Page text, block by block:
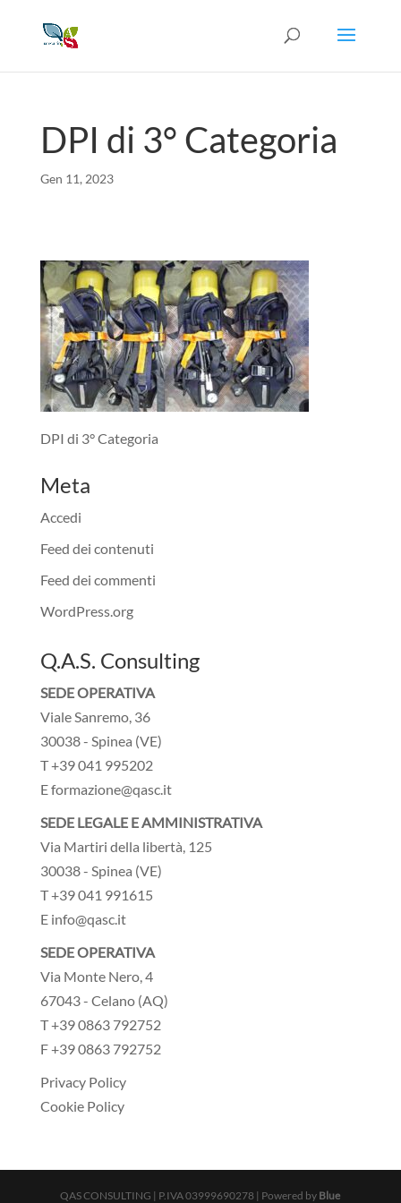
DPI di 3° Categoria
Gen 11, 2023
DPI di 3° Categoria
Meta
Accedi
Feed dei contenuti
Feed dei commenti
WordPress.org
Q.A.S. Consulting
SEDE OPERATIVA
Viale Sanremo, 36
30038 - Spinea (VE)
T +39 041 995202
E formazione@qasc.it
SEDE LEGALE E AMMINISTRATIVA
Via Martiri della libertà, 125
30038 - Spinea (VE)
T +39 041 991615
E info@qasc.it
SEDE OPERATIVA
Via Monte Nero, 4
67043 - Celano (AQ)
T +39 0863 792752
F +39 0863 792752
Privacy Policy
Cookie Policy
QAS CONSULTING | P.IVA 03999690278 | Powered by Blue